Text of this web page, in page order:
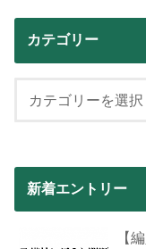
カテゴリー
新着エントリー
【